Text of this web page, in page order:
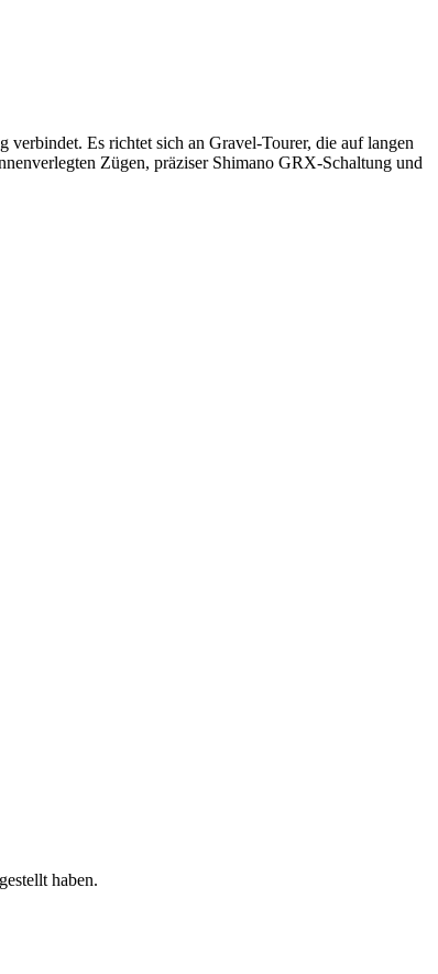
Es richtet sich an Gravel‑Tourer, die auf langen
Zügen, präziser Shimano GRX‑Schaltung und
haben.